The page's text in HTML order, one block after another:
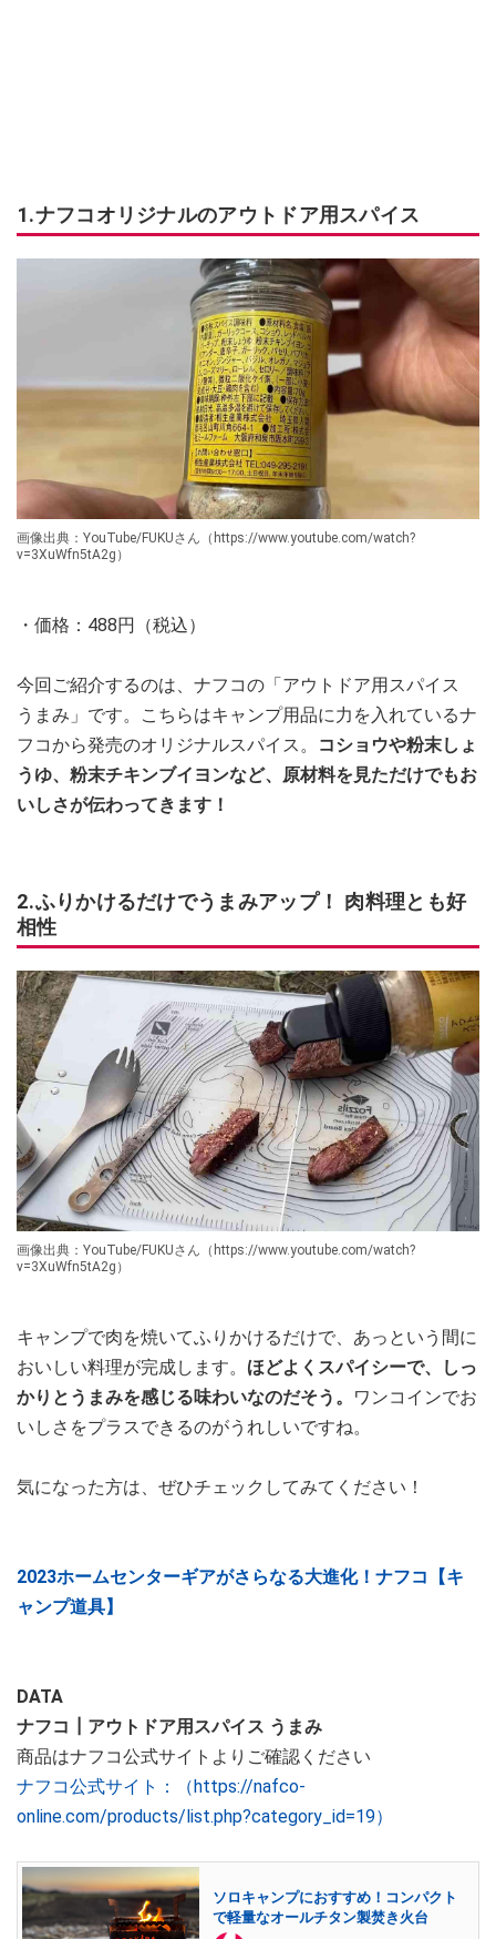
1.ナフコオリジナルのアウトドア用スパイス
画像出典：YouTube/FUKUさん（https://www.youtube.com/watch?
v=3XuWfn5tA2g）
・価格：488円（税込）
今回ご紹介するのは、ナフコの「アウトドア用スパイス
うまみ」です。こちらはキャンプ用品に力を入れているナ
フコから発売のオリジナルスパイス。
コショウや粉末しょ
うゆ、粉末チキンブイヨンなど、原材料を見ただけでもお
いしさが伝わってきます！
2.ふりかけるだけでうまみアップ！ 肉料理とも好
相性
画像出典：YouTube/FUKUさん（https://www.youtube.com/watch?
v=3XuWfn5tA2g）
キャンプで肉を焼いてふりかけるだけで、あっという間に
おいしい料理が完成します。 ほどよくスパイシーで、しっ
かりとうまみを感じる味わいなのだそう。
ワンコインでお
いしさをプラスできるのがうれしいですね。
気になった方は、ぜひチェックしてみてください！
2023ホームセンターギアがさらなる大進化！ナフコ【キ
ャンプ道具】
DATA
ナフコ┃アウトドア用スパイス うまみ
商品はナフコ公式サイトよりご確認ください
ナフコ公式サイト：（https://nafco-
online.com/products/list.php?category_id=19）
ソロキャンプにおすすめ！コンパクト
で軽量なオールチタン製焚き火台